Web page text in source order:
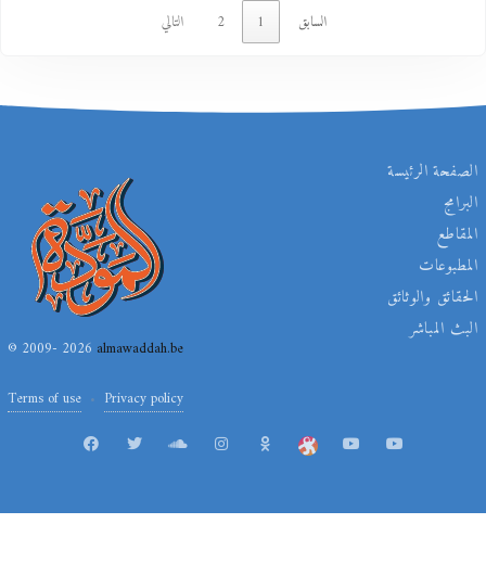
السابق
2 التالي
الصفحة الرئيسة
البرامج
المقاطع
المطبوعات
الحقائق والوثائق
البث المباشر
© 2009- 2026almawaddah.be
Terms of use Privacy policy